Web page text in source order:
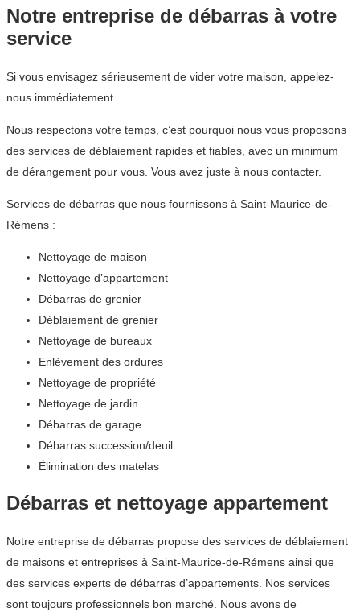
Notre entreprise de débarras à votre
service
Si vous envisagez sérieusement de vider votre maison, appelez-
nous immédiatement.
Nous respectons votre temps, c’est pourquoi nous vous proposons
des services de déblaiement rapides et fiables, avec un minimum
de dérangement pour vous. Vous avez juste à nous contacter.
Services de débarras que nous fournissons à Saint-Maurice-de-
Rémens :
Nettoyage de maison
Nettoyage d’appartement
Débarras de grenier
Déblaiement de grenier
Nettoyage de bureaux
Enlèvement des ordures
Nettoyage de propriété
Nettoyage de jardin
Débarras de garage
Débarras succession/deuil
Élimination des matelas
Débarras et nettoyage appartement
Notre entreprise de débarras propose des services de déblaiement
de maisons et entreprises à Saint-Maurice-de-Rémens ainsi que
des services experts de débarras d’appartements. Nos services
sont toujours professionnels bon marché. Nous avons de